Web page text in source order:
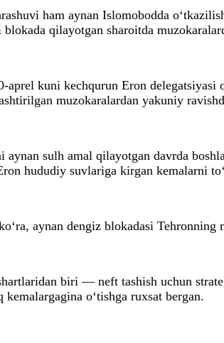
ham aynan Islomobodda
qilayotgan sharoitda
aprel kuni kechqurun Eron
muzokaralardan yakuniy
sulh amal qilayotgan davrda
hududiy suvlariga kirgan kemalarni
aynan dengiz blokadasi
biri — neft tashish uchun
o‘tishga ruxsat bergan.